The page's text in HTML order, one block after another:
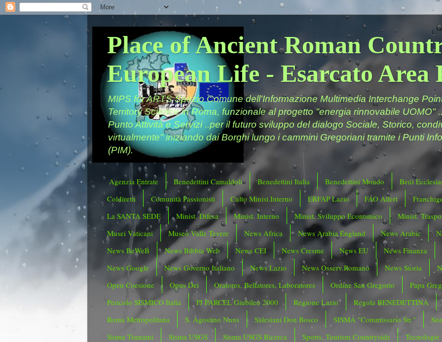
Place of Ancient Roman
European Life - Esarcato Area
MIPS for ARTS Spazio Comune dell'Informazione Multimedia Interchange
Territory Science in Roma, funzionale al progetto "energia rinnovabile UOMO"
Punto Attività e Servizi ..per il futuro sviluppo del dialogo Sociale, Storico,
virtualmente" iniziando dai Borghi lungo i cammini Gregoriani tramite i Punti
(PIM).
Agenzia Entrate Benedettini Camaldoli Benedettini Italia Benedettini Mondo
Beni
Coldiretti
Comunità Passionisti Culto Minist.Interno ERFAP Lazio FAO Allert
La SANTA SEDE
Minist. Difesa Minist. Interno Minist. Sviluppo Economico
Minist.
Musei Vaticani
Museo Valle Tevere News Africa News Arabia England News Arabic
News BeWeB
News Bibbia Web News CEI News Cresme News EU
News Finanza
News Google
News Governo Italiano News Lazio News Osserv.Romano News Storia
Open Coesione
Opus Dei Oratores, Bellatores, Laboratores Ordine San Gregorio
Papa
Pericolo SISMICO Italia
PJ PARCEL Giubileo 2000 Regione Lazio
Regola BENEDETTINA
Roma Metropolitana
S. Agostino Nuns Salesiani Don Bosco SISMA "Commissario Str."
Sisma Tsunami
Sisma USGS Sisma USGS Ricerca Sports, Tourism Countryside
Tecnologie